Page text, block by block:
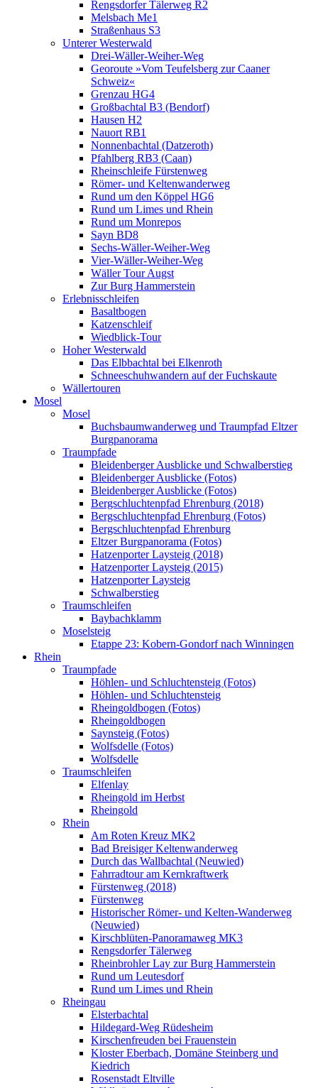
Rengsdorfer Tälerweg R2
Melsbach Me1
Straßenhaus S3
Unterer Westerwald
Drei-Wäller-Weiher-Weg
Georoute »Vom Teufelsberg zur Caaner
Schweiz«
Grenzau HG4
Großbachtal B3 (Bendorf)
Hausen H2
Nauort RB1
Nonnenbachtal (Datzeroth)
Pfahlberg RB3 (Caan)
Rheinschleife Fürstenweg
Römer- und Keltenwanderweg
Rund um den Köppel HG6
Rund um Limes und Rhein
Rund um Monrepos
Sayn BD8
Sechs-Wäller-Weiher-Weg
Vier-Wäller-Weiher-Weg
Wäller Tour Augst
Zur Burg Hammerstein
Erlebnisschleifen
Basaltbogen
Katzenschleif
Wiedblick-Tour
Hoher Westerwald
Das Elbbachtal bei Elkenroth
Schneeschuhwandern auf der Fuchskaute
Wällertouren
Mosel
Mosel
Buchsbaumwanderweg und Traumpfad Eltzer
Burgpanorama
Traumpfade
Bleidenberger Ausblicke und Schwalberstieg
Bleidenberger Ausblicke (Fotos)
Bleidenberger Ausblicke (Fotos)
Bergschluchtenpfad Ehrenburg (2018)
Bergschluchtenpfad Ehrenburg (Fotos)
Bergschluchtenpfad Ehrenburg
Eltzer Burgpanorama (Fotos)
Hatzenporter Laysteig (2018)
Hatzenporter Laysteig (2015)
Hatzenporter Laysteig
Schwalberstieg
Traumschleifen
Baybachklamm
Moselsteig
Etappe 23: Kobern-Gondorf nach Winningen
Rhein
Traumpfade
Höhlen- und Schluchtensteig (Fotos)
Höhlen- und Schluchtensteig
Rheingoldbogen (Fotos)
Rheingoldbogen
Saynsteig (Fotos)
Wolfsdelle (Fotos)
Wolfsdelle
Traumschleifen
Elfenlay
Rheingold im Herbst
Rheingold
Rhein
Am Roten Kreuz MK2
Bad Breisiger Keltenwanderweg
Durch das Wallbachtal (Neuwied)
Fahrradtour am Kernkraftwerk
Fürstenweg (2018)
Fürstenweg
Historischer Römer- und Kelten-Wanderweg
(Neuwied)
Kirschblüten-Panoramaweg MK3
Rengsdorfer Tälerweg
Rheinbrohler Lay zur Burg Hammerstein
Rund um Leutesdorf
Rund um Limes und Rhein
Rheingau
Elsterbachtal
Hildegard-Weg Rüdesheim
Kirschenfreuden bei Frauenstein
Kloster Eberbach, Domäne Steinberg und
Kiedrich
Rosenstadt Eltville